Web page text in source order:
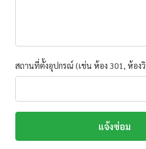
สถานที่ตั้งอุปกรณ์ (เช่น ห้อง 301, ห้อง
แจ้งซ่อม